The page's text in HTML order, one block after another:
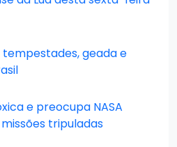
geada e
e preocupa NASA
tripuladas